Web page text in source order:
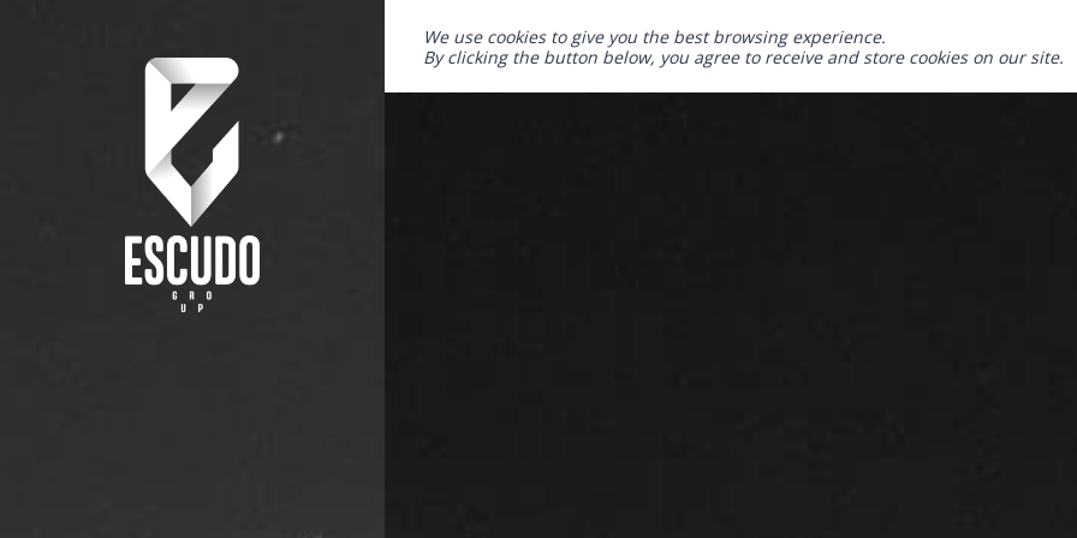
We use cookies to give you the best browsing experience.
By clicking the button below, you agree to receive and store cookies on our site.